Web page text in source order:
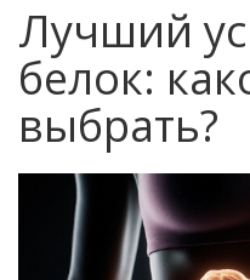
Лучший
белок:
выбрать?